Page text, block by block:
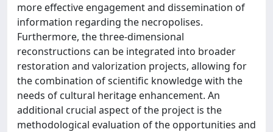
more effective engagement and dissemination of
information regarding the necropolises.
Furthermore, the three-dimensional
reconstructions can be integrated into broader
restoration and valorization projects, allowing for
the combination of scientific knowledge with the
needs of cultural heritage enhancement. An
additional crucial aspect of the project is the
methodological evaluation of the opportunities and